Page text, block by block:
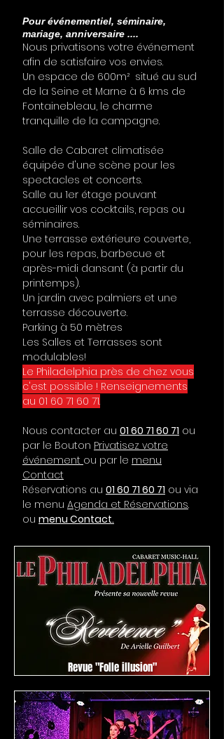
Pour événementiel, séminaire,
mariage, anniversaire ....
Nous privatisons votre événement
afin de satisfaire vos envies.
Un espace de 600m² situé au sud
de la Seine et Marne à 6 kms de
Fontainebleau, le charme
tranquille de la campagne.
Salle de Cabaret climatisée
équipée d'une scène pour les
spectacles et concerts.
Salle au 1er étage pouvant
accueillir vos cocktails, repas ou
séminaires.
Une terrasse extérieure couverte,
pour les repas, barbecue et
après-midi dansant (à partir du
printemps).
Un jardin avec palmiers et une
terrasse découverte.
Parking à 50 mètres
Les Salles et Terrasses sont
modulables!
Le Philadelphia près de chez vous
c'est possible ! Renseignements
au 01 60 71 60 71.
Nous contacter au 01 60 71 60 71 ou
par le Bouton Privatisez votre
événement ou par le menu
Contact
Réservations au 01 60 71 60 71 ou via
le menu Agenda et Réservations.
ou menu Contact.
Revue "Folle illusion"